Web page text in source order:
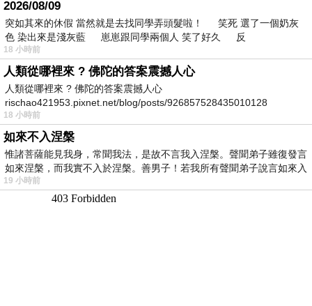
2026/08/09
突如其來的休假 當然就是去找同學弄頭髮啦！ 笑死 選了一個奶灰
色 染出來是淺灰藍 崽崽跟同學兩個人 笑了好久 反
18 小時前
人類從哪裡來 ? 佛陀的答案震撼人心
人類從哪裡來 ? 佛陀的答案震撼人心
rischao421953.pixnet.net/blog/posts/926857528435010128
18 小時前
如來不入涅槃
惟諸菩薩能見我身，常聞我法，是故不言我入涅槃。聲聞弟子雖復發言
如來涅槃，而我實不入於涅槃。善男子！若我所有聲聞弟子說言如來入
19 小時前